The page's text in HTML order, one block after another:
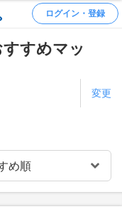
ログイン・登録
すめマッ
変更